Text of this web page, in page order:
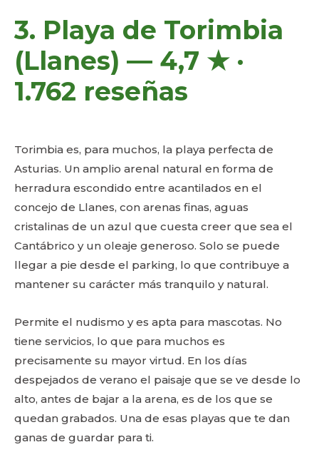
3. Playa de Torimbia
(Llanes) — 4,7 ★ ·
1.762 reseñas
Torimbia es, para muchos, la playa perfecta de
Asturias. Un amplio arenal natural en forma de
herradura escondido entre acantilados en el
concejo de Llanes, con arenas finas, aguas
cristalinas de un azul que cuesta creer que sea el
Cantábrico y un oleaje generoso. Solo se puede
llegar a pie desde el parking, lo que contribuye a
mantener su carácter más tranquilo y natural.
Permite el nudismo y es apta para mascotas. No
tiene servicios, lo que para muchos es
precisamente su mayor virtud. En los días
despejados de verano el paisaje que se ve desde lo
alto, antes de bajar a la arena, es de los que se
quedan grabados. Una de esas playas que te dan
ganas de guardar para ti.